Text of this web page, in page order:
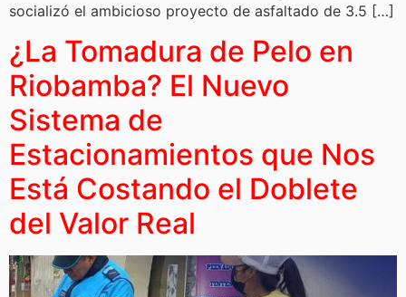
socializó el ambicioso proyecto de asfaltado de 3.5 […]
¿La Tomadura de Pelo en
Riobamba? El Nuevo
Sistema de
Estacionamientos que Nos
Está Costando el Doblete
del Valor Real